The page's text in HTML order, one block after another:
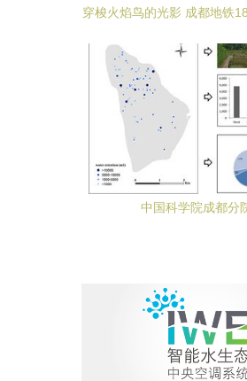
穿梭火焰鸟的光影 成都地铁
中国科学院成都分